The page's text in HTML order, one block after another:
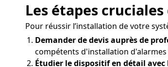
Les étapes
Pour réussir l’installation de votre
Demander de devis auprès de
compétents d'installation
Étudier le dispositif en détail avec